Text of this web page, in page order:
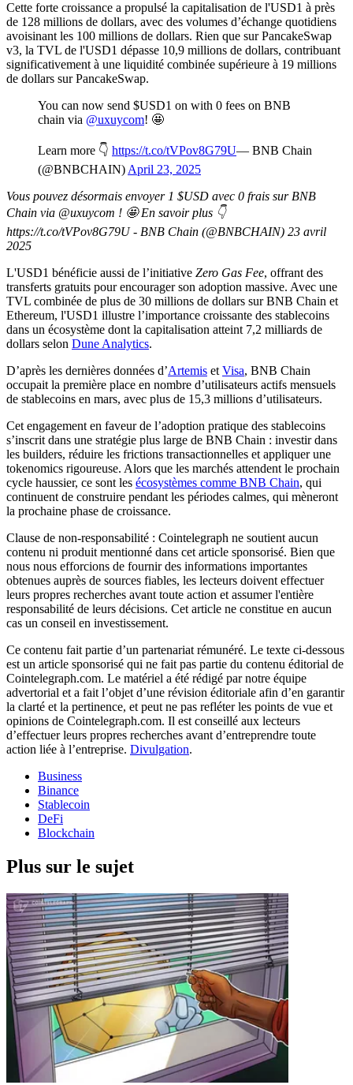
Cette forte croissance a propulsé la capitalisation de l'USD1 à près
de 128 millions de dollars, avec des volumes d’échange quotidiens
avoisinant les 100 millions de dollars. Rien que sur PancakeSwap
v3, la TVL de l'USD1 dépasse 10,9 millions de dollars, contribuant
significativement à une liquidité combinée supérieure à 19 millions
de dollars sur PancakeSwap.
You can now send $USD1 on with 0 fees on BNB
chain via @uxuycom! 🤩
Learn more 👇 https://t.co/tVPov8G79U— BNB Chain
(@BNBCHAIN) April 23, 2025
Vous pouvez désormais envoyer 1 $USD avec 0 frais sur BNB
Chain via @uxuycom ! 🤩 En savoir plus 👇
https://t.co/tVPov8G79U - BNB Chain (@BNBCHAIN) 23 avril
2025
L'USD1 bénéficie aussi de l’initiative Zero Gas Fee, offrant des
transferts gratuits pour encourager son adoption massive. Avec une
TVL combinée de plus de 30 millions de dollars sur BNB Chain et
Ethereum, l'USD1 illustre l’importance croissante des stablecoins
dans un écosystème dont la capitalisation atteint 7,2 milliards de
dollars selon Dune Analytics.
D’après les dernières données d’Artemis et Visa, BNB Chain
occupait la première place en nombre d’utilisateurs actifs mensuels
de stablecoins en mars, avec plus de 15,3 millions d’utilisateurs.
Cet engagement en faveur de l’adoption pratique des stablecoins
s’inscrit dans une stratégie plus large de BNB Chain : investir dans
les builders, réduire les frictions transactionnelles et appliquer une
tokenomics rigoureuse. Alors que les marchés attendent le prochain
cycle haussier, ce sont les écosystèmes comme BNB Chain, qui
continuent de construire pendant les périodes calmes, qui mèneront
la prochaine phase de croissance.
Clause de non-responsabilité : Cointelegraph ne soutient aucun
contenu ni produit mentionné dans cet article sponsorisé. Bien que
nous nous efforcions de fournir des informations importantes
obtenues auprès de sources fiables, les lecteurs doivent effectuer
leurs propres recherches avant toute action et assumer l'entière
responsabilité de leurs décisions. Cet article ne constitue en aucun
cas un conseil en investissement.
Ce contenu fait partie d’un partenariat rémunéré. Le texte ci-dessous
est un article sponsorisé qui ne fait pas partie du contenu éditorial de
Cointelegraph.com. Le matériel a été rédigé par notre équipe
advertorial et a fait l’objet d’une révision éditoriale afin d’en garantir
la clarté et la pertinence, et peut ne pas refléter les points de vue et
opinions de Cointelegraph.com. Il est conseillé aux lecteurs
d’effectuer leurs propres recherches avant d’entreprendre toute
action liée à l’entreprise. Divulgation.
Business
Binance
Stablecoin
DeFi
Blockchain
Plus sur le sujet